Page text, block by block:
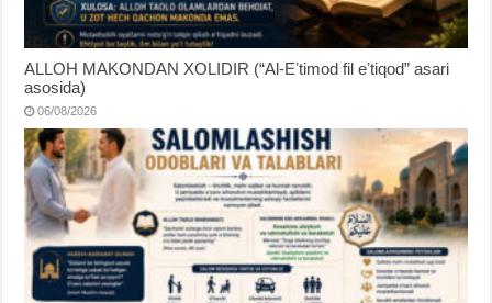
ALLOH MAKONDAN XOLIDIR (“Al-Eʼtimod fil eʼtiqod” asari
asosida)
06/08/2026